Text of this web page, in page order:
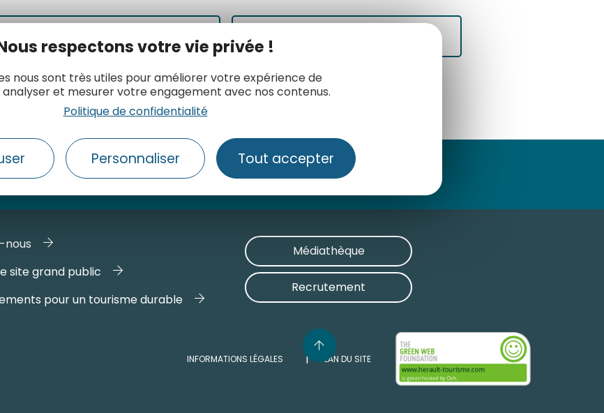
respectons votre vie privée !
nous sont très utiles pour améliorer votre expérience de
analyser et mesurer votre engagement avec nos contenus.
Politique de confidentialité
Personnaliser Tout accepter
mes engagements sur le web
site grand public
pour un tourisme durable
Médiathèque
Recrutement
INFORMATIONS LÉGALES PLAN DU SITE